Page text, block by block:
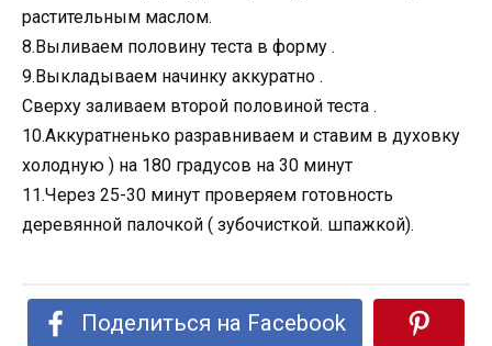
растительным маслом.
8.Выливаем половину теста в форму .
9.Выкладываем начинку аккуратно .
Сверху заливаем второй половиной теста .
10.Аккуратненько разравниваем и ставим в духовку
холодную ) на 180 градусов на 30 минут
11.Через 25-30 минут проверяем готовность
деревянной палочкой ( зубочисткой. шпажкой).
Поделиться на Facebook